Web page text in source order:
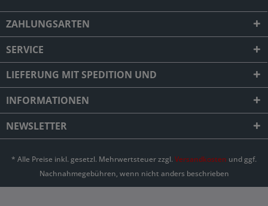
ZAHLUNGSARTEN
SERVICE
LIEFERUNG MIT SPEDITION UND
INFORMATIONEN
NEWSLETTER
* Alle Preise inkl. gesetzl. Mehrwertsteuer zzgl. Versandkosten und ggf.
Nachnahmegebühren, wenn nicht anders beschrieben